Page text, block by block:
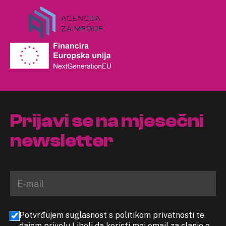
Prijavi se na mjesečni
newsletter
Potvrđujem suglasnost s politikom privatnosti te